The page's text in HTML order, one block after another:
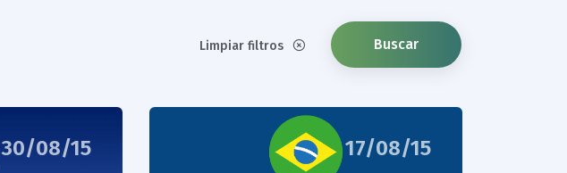
Limpiar filtros Buscar
30/08/15 17/08/15